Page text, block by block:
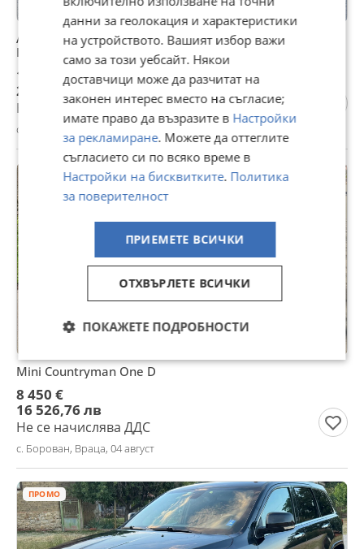
Audi Q3 2.0TDI:;184kc;:S-Line:;ЧЕРВЕНА
КОЖА:;ПАНОРАМА;:АВТ
14 999 €
29 335,49 лв
Не се начислява ДДС
с. Борован, Враца, 04 август
Mini Countryman One D
8 450 €
16 526,76 лв
Не се начислява ДДС
с. Борован, Враца, 04 август
ПРОМО
данни за геолокация и характеристики
на устройството. Вашият избор важи
само за този уебсайт. Някои
доставчици може да разчитат на
законен интерес вместо на съгласие;
имате право да възразите в Настройки
за рекламиране. Можете да оттеглите
съгласието си по всяко време в
Настройки на бисквитките. Политика
за поверителност
ПРИЕМЕТЕ ВСИЧКИ
ОТХВЪРЛЕТЕ ВСИЧКИ
ПОКАЖЕТЕ ПОДРОБНОСТИ